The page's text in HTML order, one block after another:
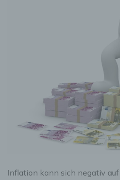
Inflation kann sich negativ